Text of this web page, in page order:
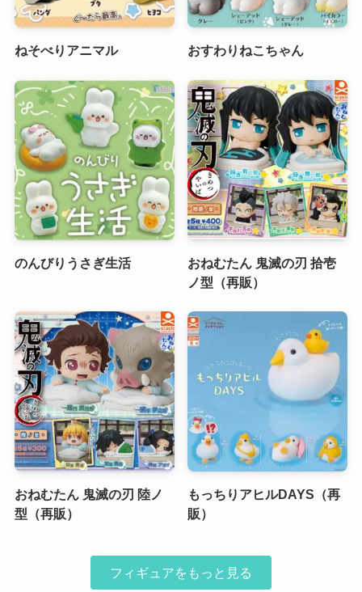
ねそべりアニマル おすわりねこちゃん
のんびりうさぎ生活
おねむたん 鬼滅の刃 拾壱
ノ型（再販）
おねむたん 鬼滅の刃 陸ノ
型（再販）
もっちりアヒルDAYS（再
販）
フィギュアをもっと見る